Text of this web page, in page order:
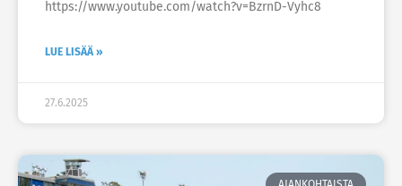
https://www.youtube.com/watch?v=BzrnD-Vyhc8
LUE LISÄÄ »
27.6.2025